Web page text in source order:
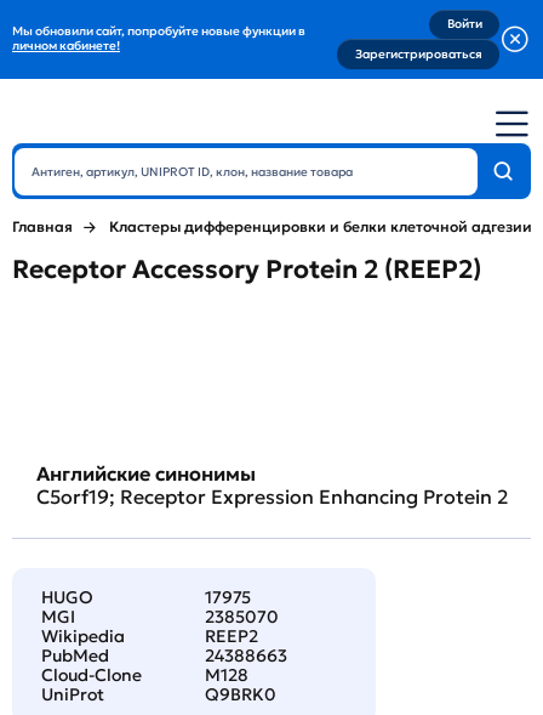
Мы обновили сайт, попробуйте новые функции в
личном кабинете!
Войти
Зарегистрироваться
Главная Кластеры дифференцировки и белки клеточной адгезии
Receptor Accessory Protein 2 (REEP2)
Английские синонимы
C5orf19; Receptor Expression Enhancing Protein 2
HUGO
17975
MGI
2385070
Wikipedia
REEP2
PubMed
24388663
Cloud-Clone
M128
UniProt
Q9BRK0